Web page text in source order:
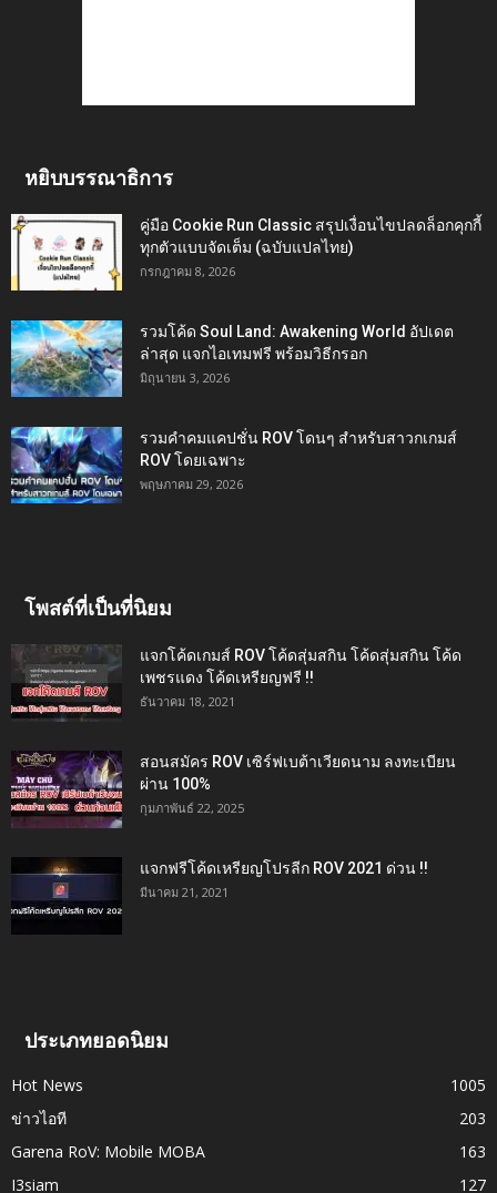
หยิบบรรณาธิการ
คู่มือ Cookie Run Classic สรุปเงื่อนไขปลดล็อกคุกกี้
ทุกตัวแบบจัดเต็ม (ฉบับแปลไทย)
กรกฎาคม 8, 2026
รวมโค้ด Soul Land: Awakening World อัปเดต
ล่าสุด แจกไอเทมฟรี พร้อมวิธีกรอก
มิถุนายน 3, 2026
รวมคำคมแคปชั่น ROV โดนๆ สำหรับสาวกเกมส์
ROV โดยเฉพาะ
พฤษภาคม 29, 2026
โพสต์ที่เป็นที่นิยม
แจกโค้ดเกมส์ ROV โค้ดสุ่มสกิน โค้ดสุ่มสกิน โค้ด
เพชรแดง โค้ดเหรียญฟรี !!
ธันวาคม 18, 2021
สอนสมัคร ROV เซิร์ฟเบต้าเวียดนาม ลงทะเบียน
ผ่าน 100%
กุมภาพันธ์ 22, 2025
แจกฟรีโค้ดเหรียญโปรลีก ROV 2021 ด่วน !!
มีนาคม 21, 2021
ประเภทยอดนิยม
Hot News
1005
ข่าวไอที
203
Garena RoV: Mobile MOBA
163
I3siam
127